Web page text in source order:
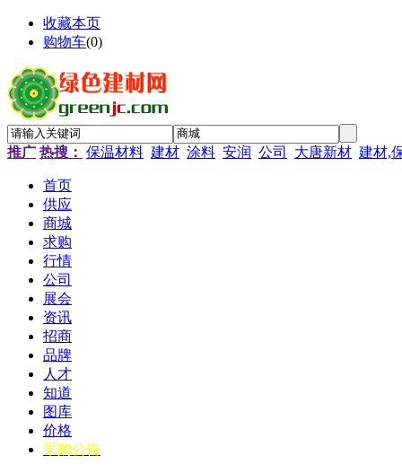
收藏本页
购物车(0)
推广 热搜： 保温材料 建材 涂料 安润 公司 大唐新材 建材,
首页
供应
商城
求购
行情
公司
展会
资讯
招商
品牌
人才
知道
图库
价格
采购公告